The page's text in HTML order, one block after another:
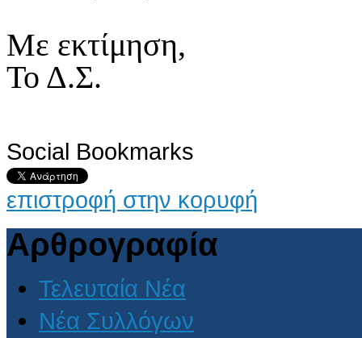
Με εκτίμηση,
Το Δ.Σ.
Social Bookmarks
επιστροφή στην κορυφή
Αρθρογραφία
Τελευταία Νέα
Νέα Συλλόγων